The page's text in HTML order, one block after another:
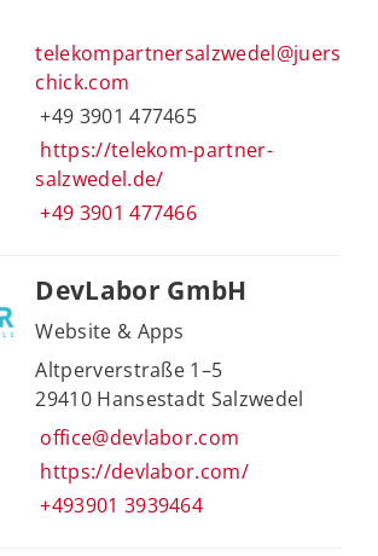
telekompartnersalzwedel@juers
chick.com
+49 3901 477465
https://telekom-partner-
salzwedel.de/
+49 3901 477466
DevLabor GmbH
Website & Apps
Altperverstraße 1–5
29410 Hansestadt Salzwedel
office@devlabor.com
https://devlabor.com/
+493901 3939464